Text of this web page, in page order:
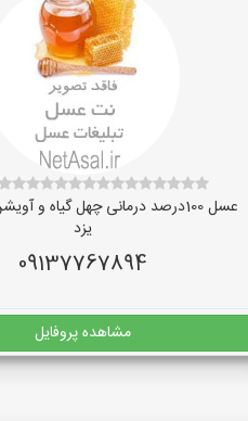
عسل 100درصد درمانی چهل گیاه و آویشن به ضمانت
یزد
09137767894
مشاهده پروفایل